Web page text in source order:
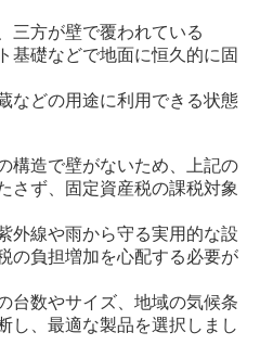
三方が壁で覆われている
基礎などで地面に恒久的に固
などの用途に利用できる状態
構造で壁がないため、上記の
さず、固定資産税の課税対象
外線や雨から守る実用的な設
の負担増加を心配する必要が
台数やサイズ、地域の気候条
し、最適な製品を選択しまし